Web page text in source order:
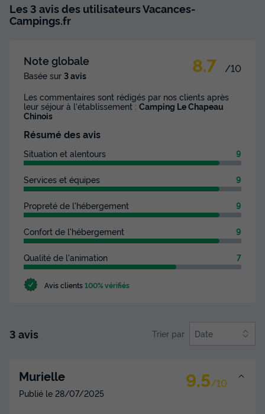
Les 3 avis des utilisateurs Vacances-
Campings.fr
Note globale
Basée sur 3 avis 8.7 /10
Les commentaires sont rédigés par nos clients après
leur séjour à l'établissement : Camping Le Chapeau
Chinois
Résumé des avis
Situation et alentours 9
Services et équipes 9
Propreté de l'hébergement 9
Confort de l'hébergement 9
Qualité de l'animation 7
Avis clients100% vérifiés
3 avis Trier par Date
Murielle 9.5/10
Publié le 28/07/2025